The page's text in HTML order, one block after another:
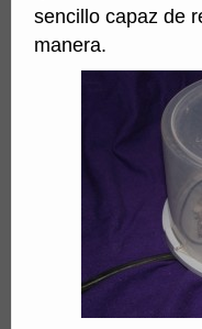
sencillo capaz de
manera.